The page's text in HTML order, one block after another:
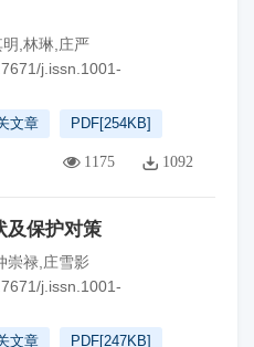
,林琳,庄严
j.issn.1001-
文章 PDF[254KB]
1175 1092
及保护对策
崇禄,庄雪影
j.issn.1001-
文章 PDF[247KB]